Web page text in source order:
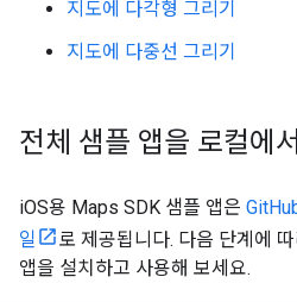
지도에 다각형 그리기
지도에 다중선 그리기
전체 샘플 앱을 로컬에
iOS용 Maps SDK 샘플 앱은
일
로 제공됩니다. 다음 단계에
앱을 설치하고 사용해 보세요.